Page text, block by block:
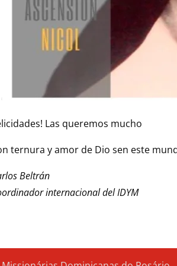
Las queremos mucho
ternura y amor de Dio sen este
Beltrán
internacional del IDYM